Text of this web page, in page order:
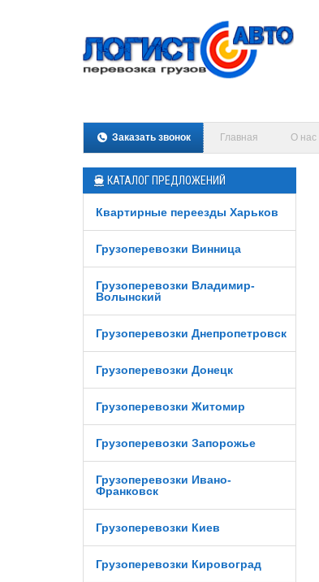
Заказать звонок Главная О нас
КАТАЛОГ ПРЕДЛОЖЕНИЙ
Квартирные переезды Харьков
Грузоперевозки Винница
Грузоперевозки Владимир-
Волынский
Грузоперевозки Днепропетровск
Грузоперевозки Донецк
Грузоперевозки Житомир
Грузоперевозки Запорожье
Грузоперевозки Ивано-
Франковск
Грузоперевозки Киев
Грузоперевозки Кировоград